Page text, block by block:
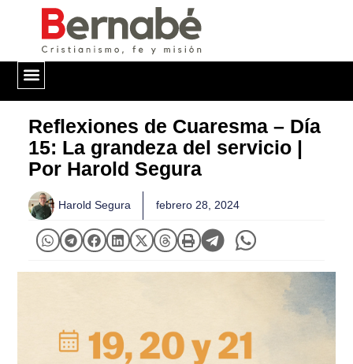
Reflexiones de Cuaresma – Día
15: La grandeza del servicio |
Por Harold Segura
Harold Segura febrero 28, 2024